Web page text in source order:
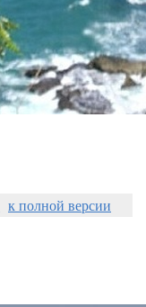
к полной версии